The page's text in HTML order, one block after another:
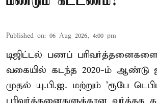
Published on: 06 Aug 2026, 4:00 pm
டிஜிட்டல் பணப்
வகையில் கடந்த 2020-ம் ஆண்டு
முதல் யு.பி.ஐ. மற்றும் 'ரூபே
பரிவர்த்தனைகளுக்கான வர்த்தக